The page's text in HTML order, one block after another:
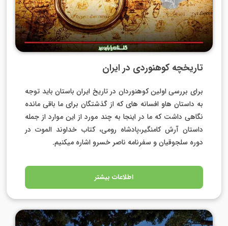
تاریخچه کوهنوردی در ایران
برای بررسی اولین کوهنوردان در تاریخ ایران باستان باید توجه
به داستان هاو افسانه های که از گذشتگان برای ما باقی مانده
نگاهی داشت که ما در اینجا به چند مورد از این موارد از جمله
داستان آرش کامنگیر،پادشاه رومی، کتاب خداوند الموت در
دوره سلجوقیان و سفرنامه ناصر خسرو اشاره میکنیم.
اطلاعات بیشتر